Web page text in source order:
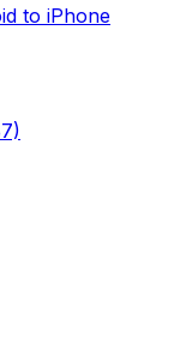
to iPhone